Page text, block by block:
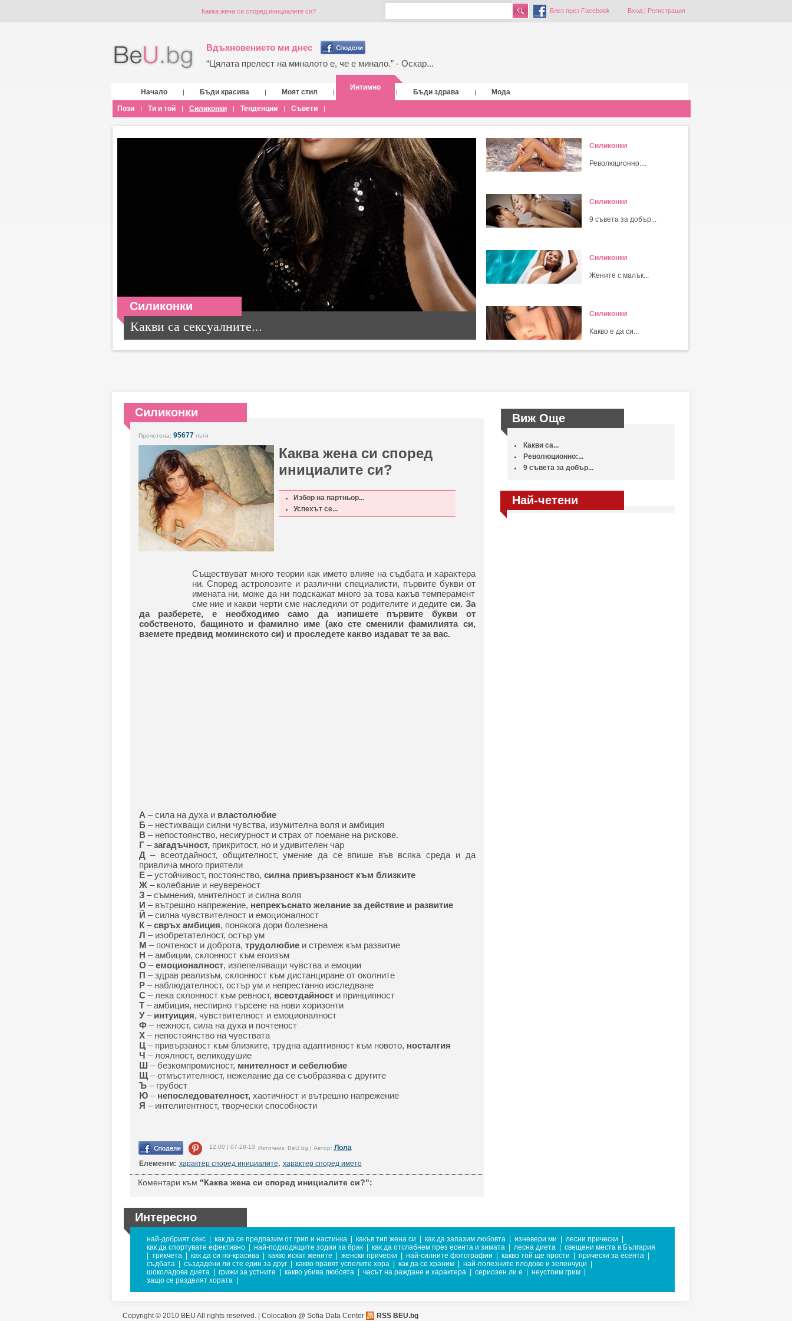
Каква жена си според инициалите си? Влез през Facebook Вход| Регистрация
Вдъхновението ми днес
“Цялата прелест на миналото е, че е минало.” - Оскар...
Начало | Бъди красива | Моят стил |
Интимно
| Бъди здрава |
Мода
Пози
| Ти и той | Силиконки | Тенденции | Съвети |
Силиконки
Какви са сексуалните...
Силиконки
Революционно:...
Силиконки
9 съвета за добър...
Силиконки
Жените с малък...
Силиконки
Какво е да си...
Силиконки
Прочетена: 95677 пъти
Каква жена си според
инициалите си?
Избор на партньор...
Успехът се...
Съществуват много теории как името влияе на съдбата и характера
ни. Според астролозите и различни специалисти, първите букви от
имената ни, може да ни подскажат много за това какъв темперамент
сме ние и какви черти сме наследили от родителите и дедите си. За
да разберете, е необходимо само да изпишете първите букви от
собственото, бащиното и фамилно име (ако сте сменили фамилията си,
вземете предвид моминското си) и проследете какво издават те за вас.
А – сила на духа и властолюбие
Б– нестихващи силни чувства, изумителна воля и амбиция
В – непостоянство, несигурност и страх от поемане на рискове.
Г–загадъчност,прикритост, но и удивителен чар
Д– всеотдайност, общителност, умение да се впише във всяка среда и да
привлича много приятели
Е– устойчивост, постоянство, силна привързаност към близките
Ж – колебание и неувереност
З– съмнения, мнителност и силна воля
И – вътрешно напрежение, непрекъснато желание за действие и развитие
Й – силна чувствителност и емоционалност
К–свръх амбиция, понякога дори болезнена
Л – изобретателност, остър ум
М – почтеност и доброта, трудолюбие и стремеж към развитие
Н – амбиции, склонност към егоизъм
О –емоционалност, изпепеляващи чувства и емоции
П – здрав реализъм, склонност към дистанциране от околните
Р– наблюдателност, остър ум и непрестанно изследване
С– лека склонност към ревност, всеотдайности принципност
Т– амбиция, неспирно търсене на нови хоризонти
У– интуиция, чувствителност и емоционалност
Ф– нежност, сила на духа и почтеност
Х– непостоянство на чувствата
Ц– привързаност към близките, трудна адаптивност към новото, носталгия
Ч – лоялност, великодушие
Ш – безкомпромисност, мнителност и себелюбие
Щ– отмъстителност, нежелание да се съобразява с другите
Ъ– грубост
Ю– непоследователност,хаотичност и вътрешно напрежение
Я – интелигентност, творчески способности
12:00 | 07-28-13 Източник: BeU.bg | Автор: Лола
Елементи: характер според инициалите, характер според името
Коментари към "Каква жена си според инициалите си?":
Виж Още
Какви са...
Революционно:...
9 съвета за добър...
Най-четени
Интересно
най-добрият секс как да се предпазим от грип и настинка какъв тип жена си как да запазим любовта изневери ми лесни прически
как да спортувате ефективно
най-подходящите зодии за брак как да отслабнем през есента и зимата лесна диета
свещени места в България
трикчета как да си по-красива какво искат жените женски прически най-силните фотографии какво той ще прости прически за есента
съдбата
създадени ли сте един за друг какво правят успелите хора как да се храним най-полезните плодове и зеленчуци
шоколадова диета
грижи за устните какво убива любовта часът на раждане и характера сериозен ли е неустоим грим
защо се разделят хората
Copyright © 2010 BEU All rights reserved. | Colocation @ Sofia Data Center RSS BEU.bg